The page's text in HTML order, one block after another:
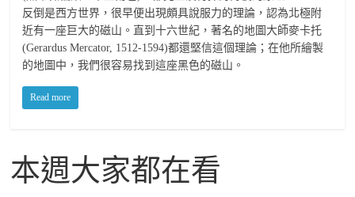
反倒是西方世界，很早便出現頗具說服力的理論，認為北極附
近有一座巨大的磁山。直到十六世紀，著名的地圖大師麥卡托
(Gerardus Mercator, 1512-1594)都還堅信這個理論；在他所繪製
的地圖中，我們很容易找到這座黑色的磁山。
Read more
本週大家都在看